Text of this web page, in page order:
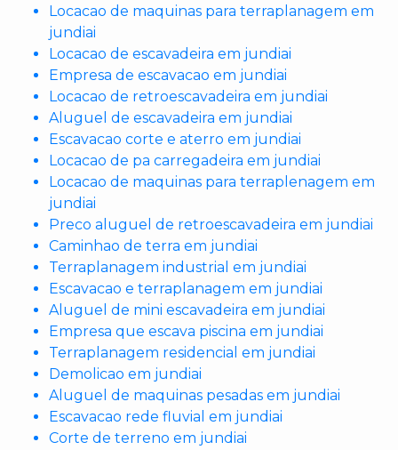
Locacao de maquinas para terraplanagem em
jundiai
Locacao de escavadeira em jundiai
Empresa de escavacao em jundiai
Locacao de retroescavadeira em jundiai
Aluguel de escavadeira em jundiai
Escavacao corte e aterro em jundiai
Locacao de pa carregadeira em jundiai
Locacao de maquinas para terraplenagem em
jundiai
Preco aluguel de retroescavadeira em jundiai
Caminhao de terra em jundiai
Terraplanagem industrial em jundiai
Escavacao e terraplanagem em jundiai
Aluguel de mini escavadeira em jundiai
Empresa que escava piscina em jundiai
Terraplanagem residencial em jundiai
Demolicao em jundiai
Aluguel de maquinas pesadas em jundiai
Escavacao rede fluvial em jundiai
Corte de terreno em jundiai